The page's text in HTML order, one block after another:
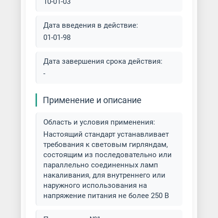
Дата введения в действие:
01-01-98
Дата завершения срока действия:
-
Применение и описание
Область и условия применения:
Настоящий стандарт устанавливает
требования к световым гирляндам,
состоящим из последовательно или
параллельно соединенных ламп
накаливания, для внутреннего или
наружного использования на
напряжение питания не более 250 В